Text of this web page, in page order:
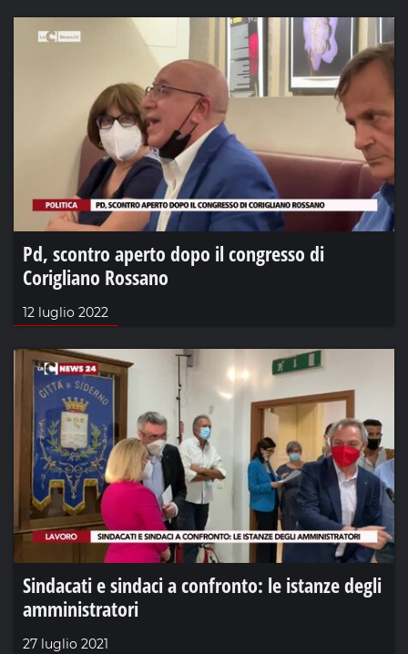
Pd, scontro aperto dopo il congresso di
Corigliano Rossano
12 luglio 2022
Sindacati e sindaci a confronto: le istanze degli
amministratori
27 luglio 2021